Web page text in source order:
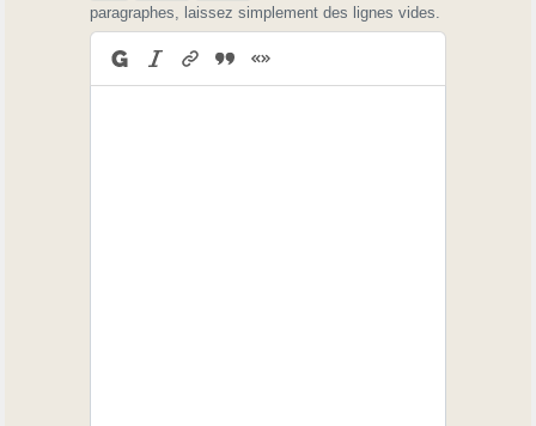
paragraphes, laissez simplement des lignes vides.